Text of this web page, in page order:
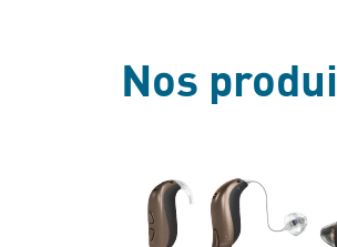
Nos